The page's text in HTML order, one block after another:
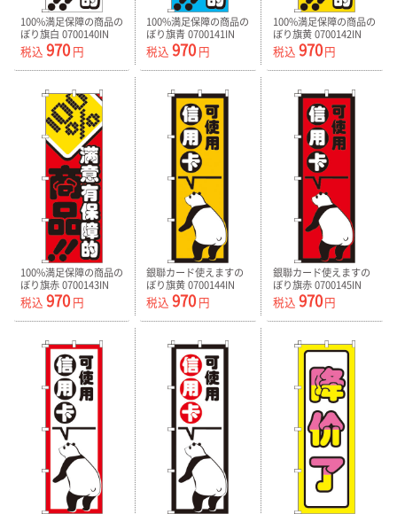
100%満足保障の商品の
ぼり旗白 0700140IN
税込 970 円
100%満足保障の商品の
ぼり旗青 0700141IN
税込 970円
100%満足保障の商品の
ぼり旗黄 0700142IN
税込 970円
100%満足保障の商品の
ぼり旗赤 0700143IN
税込 970 円
銀聯カード使えますの
ぼり旗黄 0700144IN
税込 970円
銀聯カード使えますの
ぼり旗赤 0700145IN
税込 970円